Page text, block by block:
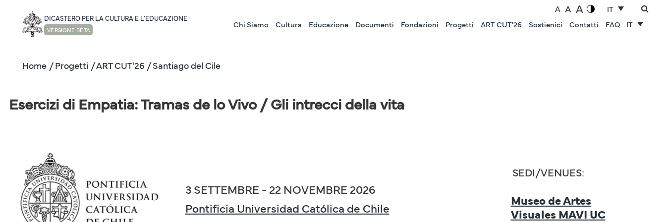
DICASTERO PER LA CULTURA E L'EDUCAZIONE
VERSIONE BETA
A A A
IT
Chi Siamo
Cultura Educazione Documenti Fondazioni Progetti ART CUT'26 Sostienici Contatti FAQ IT
Home / Progetti / ART CUT'26 / Santiago del Cile
Esercizi di Empatia: Tramas de lo Vivo / Gli intrecci della vita
3 SETTEMBRE - 22 NOVEMBRE 2026
Pontificia Universidad Católica de Chile
SEDI/VENUES:
Museo de Artes
Visuales MAVI UC